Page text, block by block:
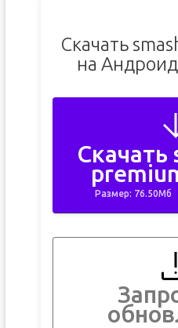
Скачать
на
Скачать
Размер: 76.50Мб